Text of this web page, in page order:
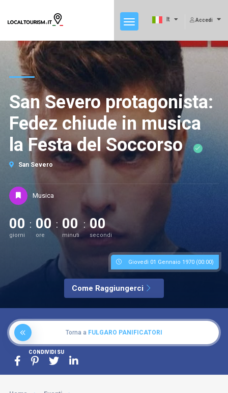
Accedi
It
San Severo protagonista:
Fedez chiude in musica
la Festa del Soccorso
San Severo
Musica
00
giorni
00
ore
00
minuti
00
secondi
Giovedì 01 Gennaio 1970 (00:00)
Come Raggiungerci
Torna a FULGARO PANIFICATORI
CONDIVIDI SU